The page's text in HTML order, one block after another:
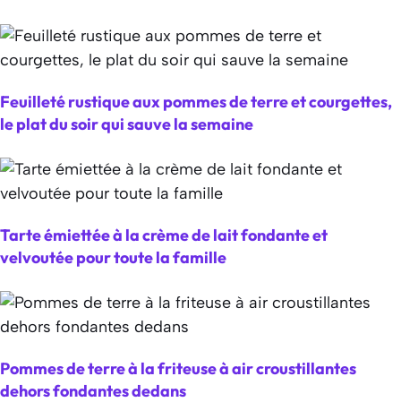
Feuilleté rustique aux pommes de terre et courgettes,
le plat du soir qui sauve la semaine
Tarte émiettée à la crème de lait fondante et
velvoutée pour toute la famille
Pommes de terre à la friteuse à air croustillantes
dehors fondantes dedans